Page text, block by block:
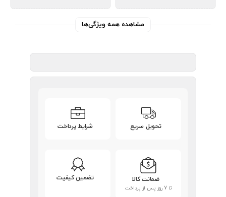
مشاهده همه ویژگی‌ها
تحویل سریع شرایط پرداخت
ضمانت کالا
تا 7 روز پس از پرداخت
تضمین کیفیت